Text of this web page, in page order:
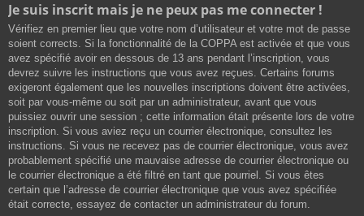
Je suis inscrit mais je ne peux pas me connecter !
Vérifiez en premier lieu que votre nom d’utilisateur et votre mot de passe
soient corrects. Si la fonctionnalité de la COPPA est activée et que vous
avez spécifié avoir en dessous de 13 ans pendant l’inscription, vous
devrez suivre les instructions que vous avez reçues. Certains forums
exigeront également que les nouvelles inscriptions doivent être activées,
soit par vous-même ou soit par un administrateur, avant que vous
puissiez ouvrir une session ; cette information était présente lors de votre
inscription. Si vous aviez reçu un courrier électronique, consultez les
instructions. Si vous ne recevez pas de courrier électronique, vous avez
probablement spécifié une mauvaise adresse de courrier électronique ou
le courrier électronique a été filtré en tant que pourriel. Si vous êtes
certain que l’adresse de courrier électronique que vous avez spécifiée
était correcte, essayez de contacter un administrateur du forum.